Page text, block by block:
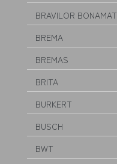
BRAVILOR BONAMAT
BREMA
BREMAS
BRITA
BURKERT
BUSCH
BWT